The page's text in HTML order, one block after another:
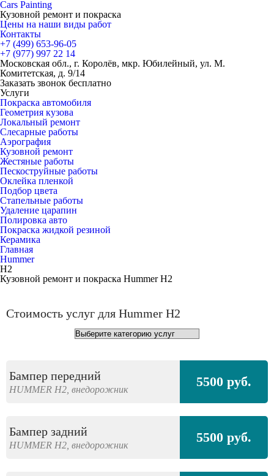
Cars Painting
Кузовной ремонт и покраска
Цены на наши виды работ
Контакты
+7 (499) 653-96-05
+7 (977) 997 22 14
Московская обл., г. Королёв, мкр. Юбилейный, ул. М.
Комитетская, д. 9/14
Заказать звонок бесплатно
Услуги
Покраска автомобиля
Геометрия кузова
Локальный ремонт
Слесарные работы
Аэрография
Кузовной ремонт
Жестяные работы
Пескоструйные работы
Оклейка пленкой
Подбор цвета
Стапельные работы
Удаление царапин
Полировка авто
Покраска жидкой резиной
Керамика
Главная
Hummer
H2
Кузовной ремонт и покраска Hummer H2
Стоимость услуг для Hummer H2
Бампер передний
HUMMER H2, внедорожник 5500 руб.
Бампер задний
HUMMER H2, внедорожник 5500 руб.